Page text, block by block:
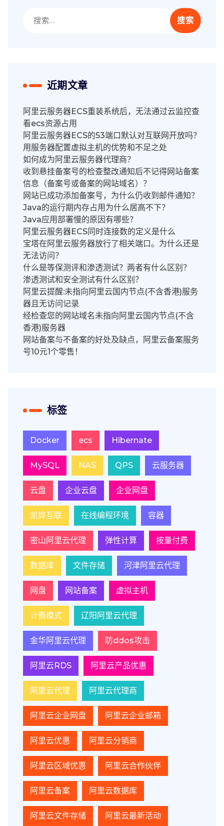
索：
近期文章
阿里云服务器ECS重装系统后，无法通过云监控查
看ecs资源占用
阿里云服务器ECS的53端口默认对互联网开放吗？
用服务器配置虚拟主机的优势和不足之处
如何成为阿里云服务器代理商？
收到悬挂备案号的检查整改通知后不记得网站备案
信息（备案号或备案的网站域名）？
网站已成功添加备案号，为什么仍收到邮件通知？
Java的运行期内存占用为什么居高不下？
Java应用部署慢的原因有哪些？
阿里云服务器ECS同时连接数的定义是什么
宝塔在阿里云服务器放行了相关端口。为什么还是
无法访问？
什么是等保测评和渗透测试？两者有什么区别？
渗透测试和安全测试有什么区别？
阿里云提醒:未指向阿里云国内节点(不含香港)服务
器且无访问记录
经检查您的网站域名未指向阿里云国内节点(不含
香港)服务器
网站备案与不备案的好处及缺点，阿里云备案服务
号10元1个零售！
标签
Docker ecs Hibernate
MySQL NAS QPS 云服务器
云盘 企业云盘 企业网盘
凯铧互联 在线编程环境 容器
密山阿里云代理 弹性计算 按量付费
数据库 文件存储 河津阿里云代理
网盘 网站备案 虚拟主机
计费模式 辽阳阿里云代理
金华阿里云代理 防ddos攻击
阿里云RDS 阿里云产品优惠
阿里云代理 阿里云代理商
阿里云企业网盘 阿里云企业邮箱
阿里云优惠 阿里云分销商
阿里云区域优惠 阿里云合作伙伴
阿里云备案 阿里云数据库
阿里云文件存储 阿里云最新活动